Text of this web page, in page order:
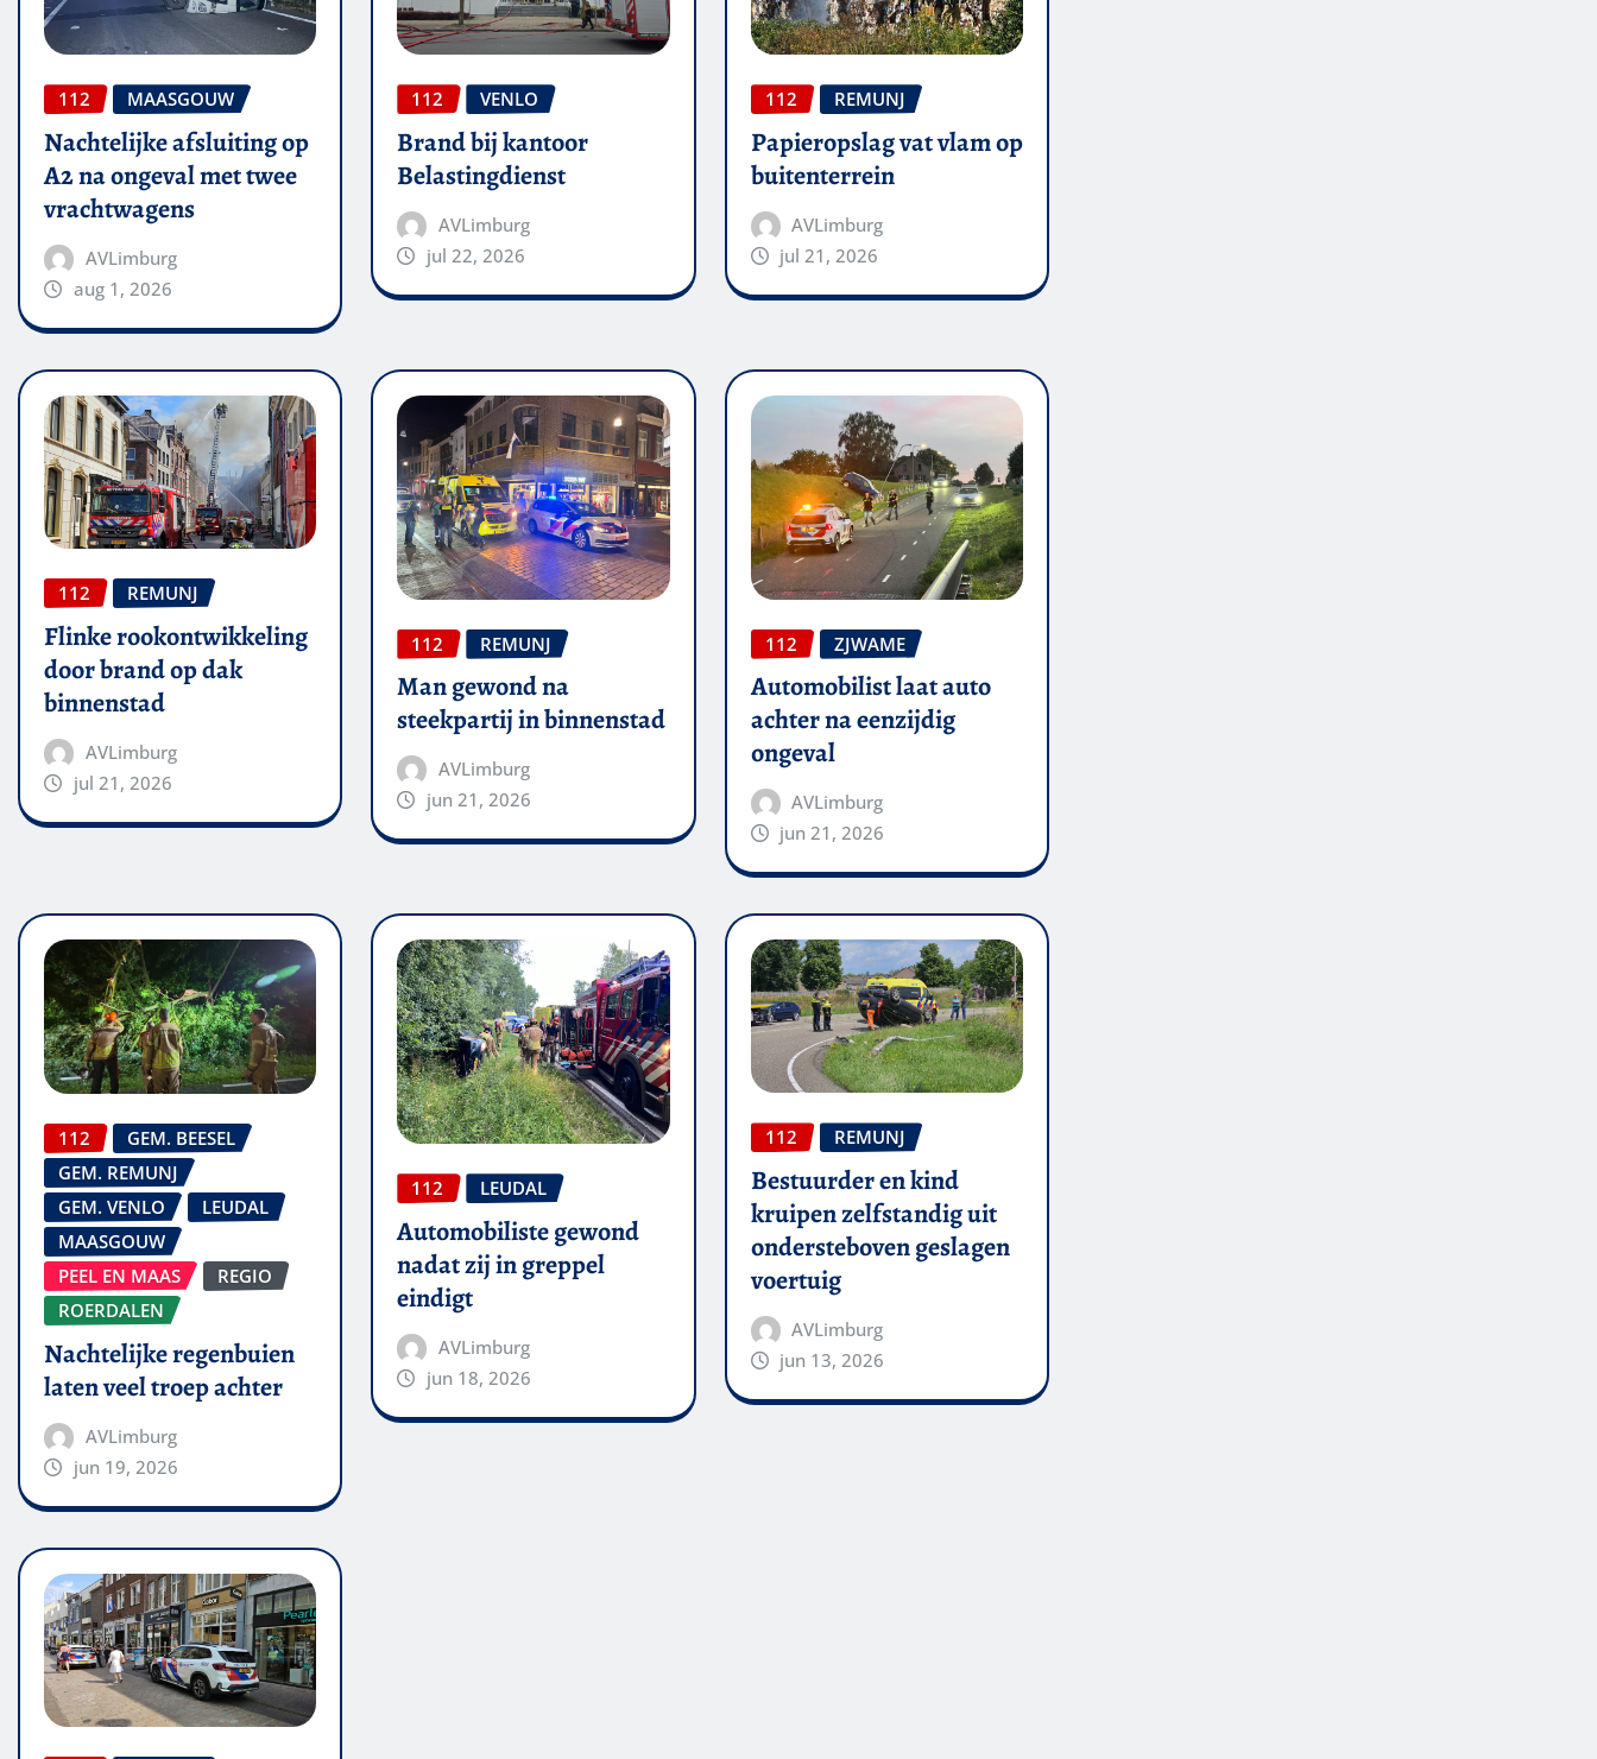
112 MAASGOUW
Nachtelijke afsluiting op
A2 na ongeval met twee
vrachtwagens
AVLimburg
aug 1, 2026
112 VENLO
Brand bij kantoor
Belastingdienst
AVLimburg
jul 22, 2026
112 REMUNJ
Papieropslag vat vlam op
buitenterrein
AVLimburg
jul 21, 2026
112 REMUNJ
Flinke rookontwikkeling
door brand op dak
binnenstad
AVLimburg
jul 21, 2026
112 REMUNJ
Man gewond na
steekpartij in binnenstad
AVLimburg
jun 21, 2026
112 ZJWAME
Automobilist laat auto
achter na eenzijdig
ongeval
AVLimburg
jun 21, 2026
112
GEM. BEESEL
GEM. REMUNJ
GEM. VENLO
LEUDAL
MAASGOUW
PEEL EN MAAS
REGIO
ROERDALEN
Nachtelijke regenbuien
laten veel troep achter
AVLimburg
jun 19, 2026
112 LEUDAL
Automobiliste gewond
nadat zij in greppel
eindigt
AVLimburg
jun 18, 2026
112 REMUNJ
Bestuurder en kind
kruipen zelfstandig uit
ondersteboven geslagen
voertuig
AVLimburg
jun 13, 2026